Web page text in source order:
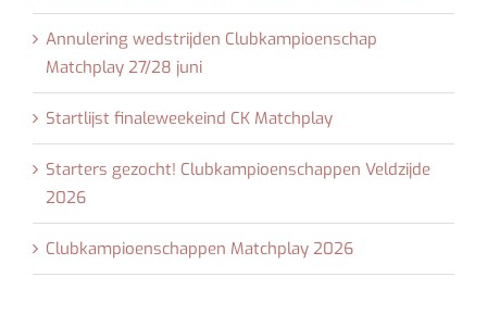
Annulering wedstrijden Clubkampioenschap
Matchplay 27/28 juni
Startlijst finaleweekeind CK Matchplay
Starters gezocht! Clubkampioenschappen Veldzijde
2026
Clubkampioenschappen Matchplay 2026